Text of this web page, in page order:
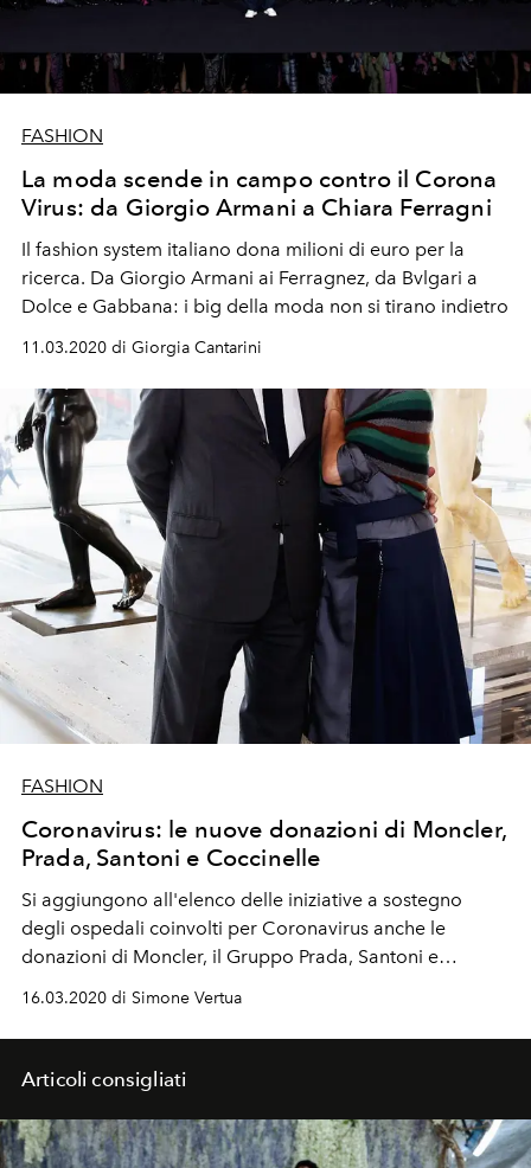
FASHION
La moda scende in campo contro il Corona
Virus: da Giorgio Armani a Chiara Ferragni
Il fashion system italiano dona milioni di euro per la
ricerca. Da Giorgio Armani ai Ferragnez, da Bvlgari a
Dolce e Gabbana: i big della moda non si tirano indietro
11.03.2020 di Giorgia Cantarini
FASHION
Coronavirus: le nuove donazioni di Moncler,
Prada, Santoni e Coccinelle
Si aggiungono all'elenco delle iniziative a sostegno
degli ospedali coinvolti per Coronavirus anche le
donazioni di Moncler, il Gruppo Prada, Santoni e
16.03.2020 di Simone Vertua
Articoli consigliati